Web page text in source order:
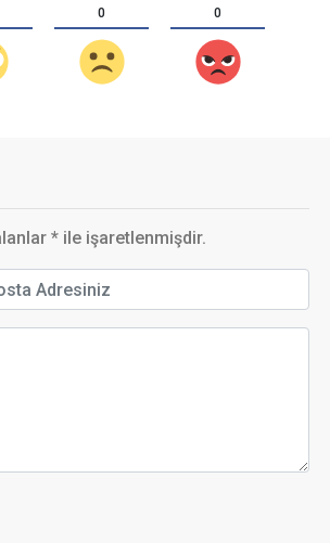
0 0
* ile işaretlenmişdir.